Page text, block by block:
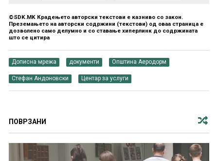
©SDK.MK Крадењето авторски текстови е казниво со закон.
Преземањето на авторски содржини (текстови) од оваа страница е
дозволено само делумно и со ставање хиперлинк до содржината
што се цитира
Дописна мрежа документи Општина Аеродорм
Стефан Андоновски Центар за услуги
ПОВРЗАНИ